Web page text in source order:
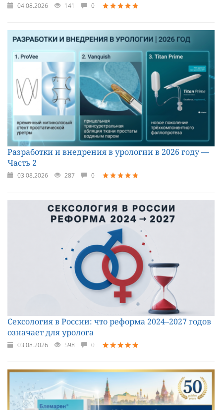
04.08.2026 141 0
Разработки и внедрения в урологии в 2026 году —
Часть 2
03.08.2026 287 0
Сексология в России: что реформа 2024–2027 годов
означает для уролога
03.08.2026 598 0